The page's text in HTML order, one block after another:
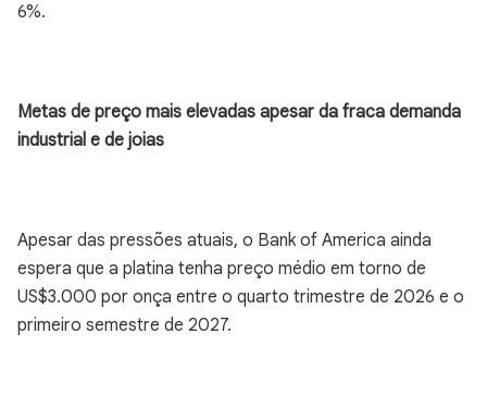
6%.
Metas de preço mais elevadas apesar da fraca demanda
industrial e de joias
Apesar das pressões atuais, o Bank of America ainda
espera que a platina tenha preço médio em torno de
US$3.000 por onça entre o quarto trimestre de 2026 e o
primeiro semestre de 2027.